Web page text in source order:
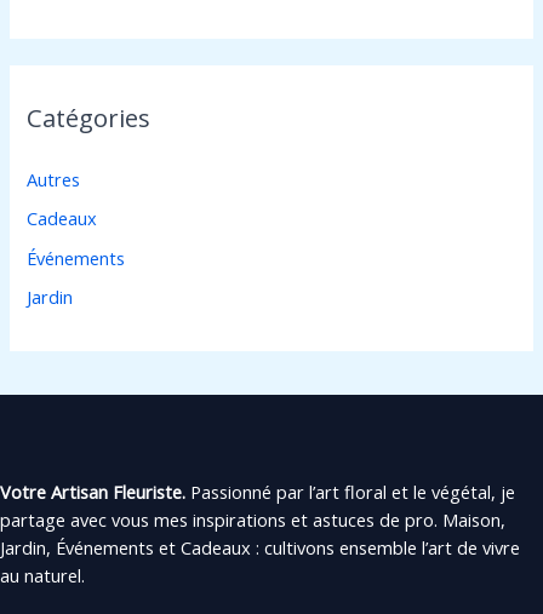
Catégories
Autres
Cadeaux
Événements
Jardin
Votre Artisan Fleuriste. Passionné par l’art floral et le végétal, je
partage avec vous mes inspirations et astuces de pro. Maison,
Jardin, Événements et Cadeaux : cultivons ensemble l’art de vivre
au naturel.